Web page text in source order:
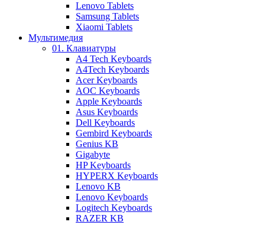
Lenovo Tablets
Samsung Tablets
Xiaomi Tablets
Мультимедия
01. Клавиатуры
A4 Tech Keyboards
A4Tech Keyboards
Acer Keyboards
AOC Keyboards
Apple Keyboards
Asus Keyboards
Dell Keyboards
Gembird Keyboards
Genius KB
Gigabyte
HP Keyboards
HYPERX Keyboards
Lenovo KB
Lenovo Keyboards
Logitech Keyboards
RAZER KB